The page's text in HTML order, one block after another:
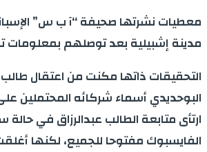
معطيات نشرتها صحيفة “آ ب س”
مدينة إشبيلية بعد توصلهم بمعلومات
البوحديدي أسماء شركائه المحتملين
ارتأى متابعة الطالب عبدالرزاق في
الفايسبوك مفتوحا للجميع، لكنها